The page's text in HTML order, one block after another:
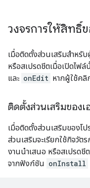
วงจรการให้สิทธิ์
เมื่อติดตั้งส่วนเสริมสำหรั
หรือสเปรดชีตเมื่อเปิดไฟ
และ onEdit หากผู้ใช้คลิ
ติดตั้งส่วนเสริมของเ
เมื่อติดตั้งส่วนเสริมของโ
ส่วนเสริมจะเรียกใช้กิจวั
งานนำเสนอ หรือสเปรดชี
จากฟังก์ชัน onInstall